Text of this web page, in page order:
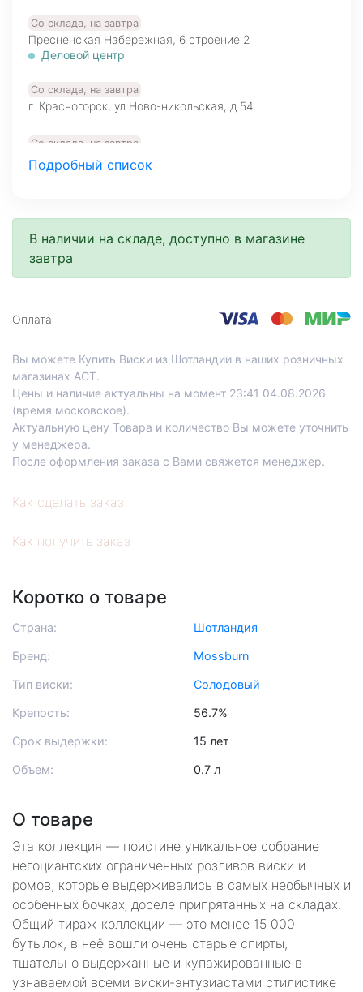
Со склада, на завтра
Пресненская Набережная, 6 cтроение 2
Деловой центр
Со склада, на завтра
г. Красногорск, ул.Ново-никольская, д.54
Со склада, на завтра
Большая Никитская, д.22/2
Арбатская
Ленинградский проспект, 54/1
Аэропорт
фудмолл Bazaar
Подробный список
В наличии на складе, доступно в магазине
завтра
Оплата
Вы можете Купить Виски из Шотландии в наших розничных
магазинах АСТ.
Цены и наличие актуальны на момент 23:41 04.08.2026
(время московское).
Актуальную цену Товара и количество Вы можете уточнить
у менеджера.
После оформления заказа с Вами свяжется менеджер.
Как сделать заказ
Как получить заказ
Коротко о товаре
Страна: Шотландия
Бренд: Mossburn
Тип виски: Солодовый
Крепость: 56.7%
Срок выдержки: 15 лет
Объем: 0.7 л
О товаре
Эта коллекция — поистине уникальное собрание
негоциантских ограниченных розливов виски и
ромов, которые выдерживались в самых необычных и
особенных бочках‚ доселе припрятанных на складах.
Общий тираж коллекции — это менее 15 000
бутылок, в неё вошли очень старые спирты,
тщательно выдержанные и купажированные в
узнаваемой всеми виски-энтузиастами стилистике